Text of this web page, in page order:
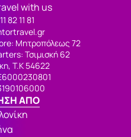
with us
82 11 81
Μητροπόλεως 72
Τσιμισκή 62
Τ.Κ 54622
ΑΠΟ